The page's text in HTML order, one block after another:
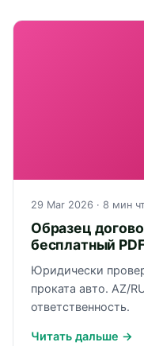
29 Mar 2026 · 8 мин
Образец
бесплатный
Юридически
проката авто. AZ/
ответственность.
Читать дальше →